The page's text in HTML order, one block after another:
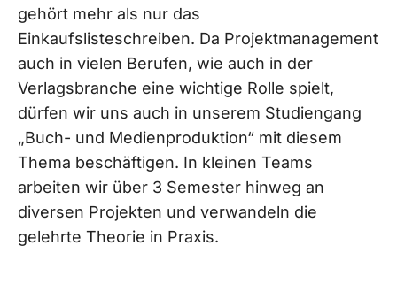
gehört mehr als nur das
Einkaufslisteschreiben. Da Projektmanagement
auch in vielen Berufen, wie auch in der
Verlagsbranche eine wichtige Rolle spielt,
dürfen wir uns auch in unserem Studiengang
„Buch- und Medienproduktion“ mit diesem
Thema beschäftigen. In kleinen Teams
arbeiten wir über 3 Semester hinweg an
diversen Projekten und verwandeln die
gelehrte Theorie in Praxis.